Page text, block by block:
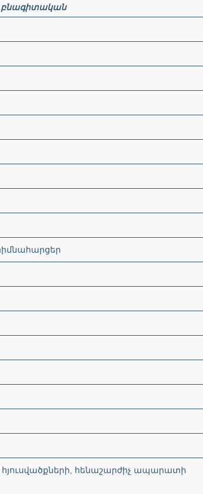
բնագիտական
հյուսվածքների, հենաշարժիչ ապարատի